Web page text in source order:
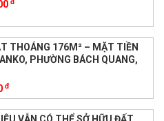
THOÁNG 176M² – MẶT TIỀN
PHƯỜNG BÁCH QUANG,
đ